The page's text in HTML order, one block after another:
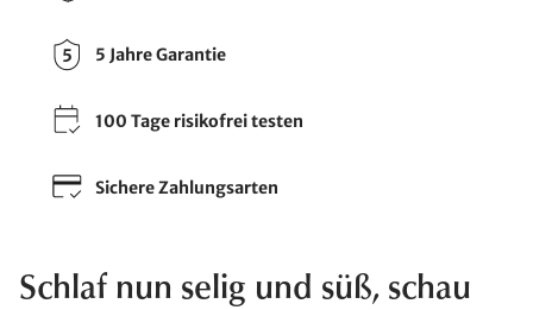
5 Jahre Garantie
100 Tage risikofrei testen
Sichere Zahlungsarten
Schlaf nun selig und süß, schau